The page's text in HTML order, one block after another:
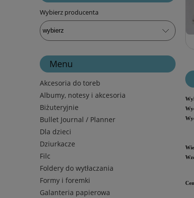
Wybierz producenta
Menu
Akcesoria do toreb
Albumy, notesy i akcesoria
Biżuteryjnie
Bullet Journal / Planner
Dla dzieci
Dziurkacze
Filc
Foldery do wytłaczania
Formy i foremki
Galanteria papierowa